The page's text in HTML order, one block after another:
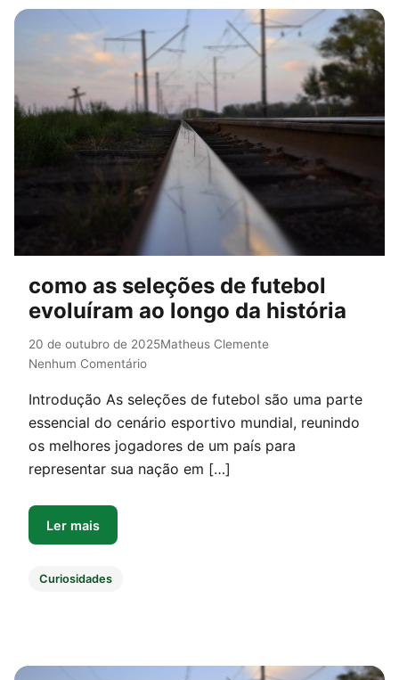
como as seleções de futebol
evoluíram ao longo da história
20 de outubro de 2025Matheus Clemente
Nenhum Comentário
Introdução As seleções de futebol são uma parte
essencial do cenário esportivo mundial, reunindo
os melhores jogadores de um país para
representar sua nação em […]
Ler mais
Curiosidades